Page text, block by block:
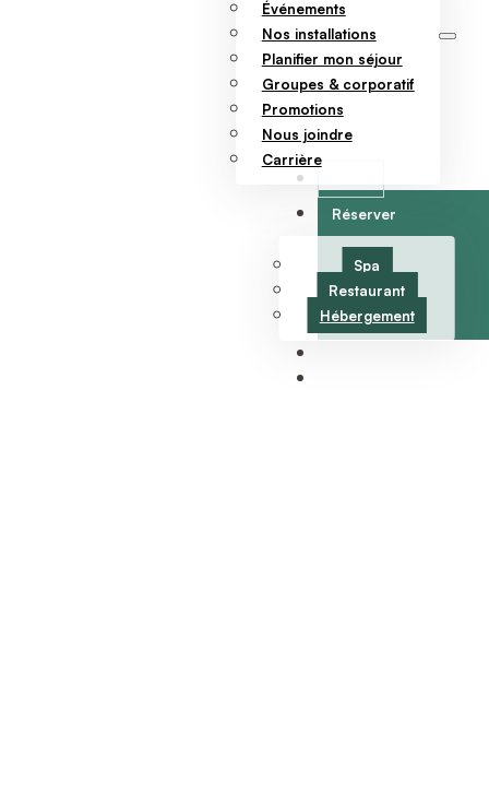
Événements
Nos installations
Planifier mon séjour
Groupes & corporatif
Promotions
Nous joindre
Carrière
Réserver
Spa
Restaurant
Hébergement